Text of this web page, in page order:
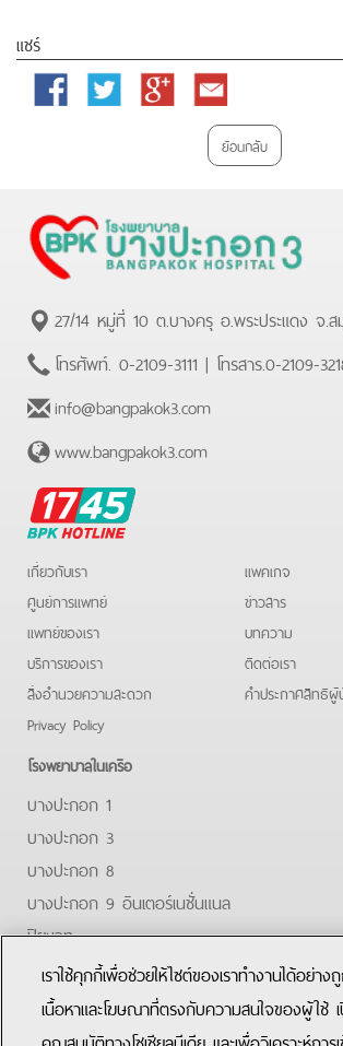
แชร์
Facebook Twitter
Google
Email
ย้อนกลับ
27/14 หมู่ที่ 10 ต.บางครุ อ.พระประแดง จ.ส
โทรศัพท์. 0-2109-3111 | โทรสาร.0-2109-
info@bangpakok3.com
www.bangpakok3.com
BPK
Hotline
เกี่ยวกับเรา
ศูนย์การแพทย์
แพทย์ของเรา
บริการของเรา
สิ่งอำนวยความสะดวก
Privacy Policy
แพคเกจ
ข่าวสาร
บทความ
ติดต่อเรา
คําประกาศสิทธิ
โรงพยาบาลในเครือ
บางปะกอก 1
บางปะกอก 3
บางปะกอก 8
บางปะกอก 9 อินเตอร์เนชั่นแนล
ปิยะเวท
บางปะกอก-รังสิต 2
บางปะกอกสมุทรปราการ
เราใช้คุกกี้เพื่อช่วยให้ไซต์ของเราทำงานได้อย่า
เนื้อหาและโฆษณาที่ตรงกับความสนใจของผู้ใช้ เ